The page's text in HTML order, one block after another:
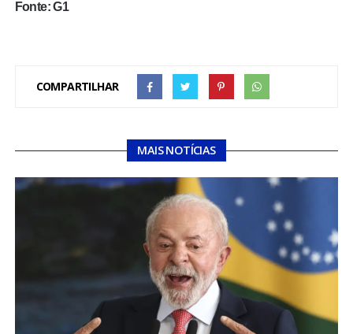
Fonte: G1
COMPARTILHAR
MAIS NOTÍCIAS